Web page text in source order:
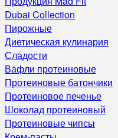
Dubai Collection
Пирожные
Диетическая кулинария
Сладости
Вафли протеиновые
Протеиновые батончики
Протеиновое печенье
Шоколад протеиновый
Протеиновые чипсы